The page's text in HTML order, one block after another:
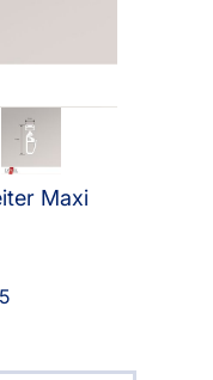
Maxi